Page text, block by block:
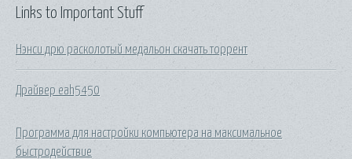
Links to Important Stuff
Нэнси дрю расколотый медальон скачать торрент
Драйвер eah5450
Программа для настройки компьютера на максимальное
быстродействие